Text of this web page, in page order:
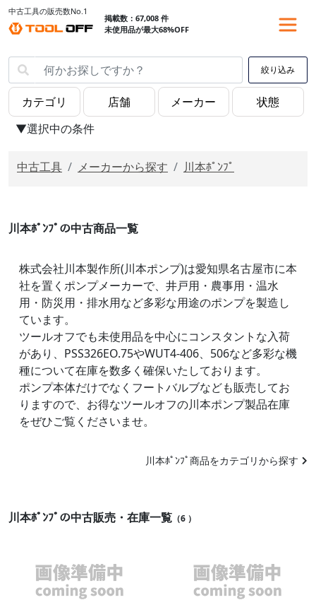
中古工具の販売数No.1
掲載数：67,008 件
未使用品が最大68%OFF
絞り込み
▼選択中の条件
中古工具 メーカーから探す 川本ﾎﾟﾝﾌﾟ
川本ﾎﾟﾝﾌﾟの中古商品一覧
株式会社川本製作所(川本ポンプ)は愛知県名古屋市に本
社を置くポンプメーカーで、井戸用・農事用・温水
用・防災用・排水用など多彩な用途のポンプを製造し
ています。
ツールオフでも未使用品を中心にコンスタントな入荷
があり、PSS326EO.75やWUT4-406、506など多彩な機
種について在庫を数多く確保いたしております。
ポンプ本体だけでなくフートバルブなども販売してお
りますので、お得なツールオフの川本ポンプ製品在庫
をぜひご覧くださいませ。
川本ﾎﾟﾝﾌﾟ商品をカテゴリから探す
川本ﾎﾟﾝﾌﾟの中古販売・在庫一覧 （6 ）